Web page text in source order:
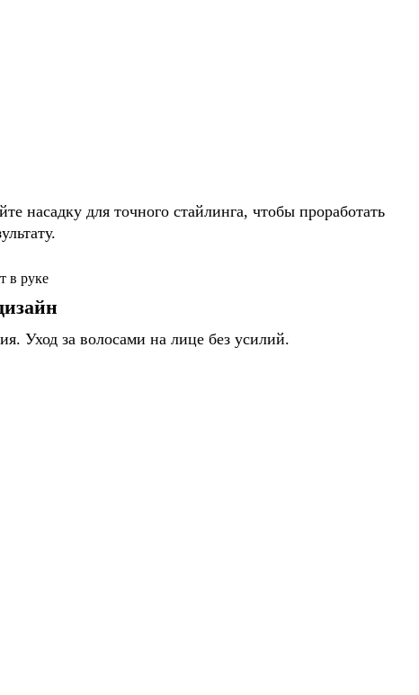
насадку для точного стайлинга, чтобы проработать
Уход за волосами на лице без усилий.